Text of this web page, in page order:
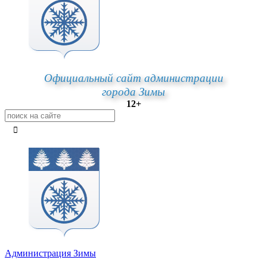
Официальный сайт администрации
города Зимы
12+
Администрация Зимы